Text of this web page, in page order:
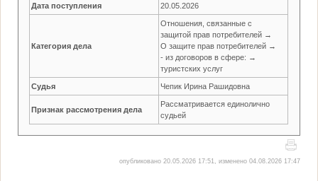
Дата поступления 20.05.2026
Категория дела
Отношения, связанные с
защитой прав потребителей →
О защите прав потребителей →
- из договоров в сфере: →
туристских услуг
Судья Чепик Ирина Рашидовна
Признак рассмотрения дела
Рассматривается единолично
судьей
опубликовано 20.05.2026 17:51, изменено 04.08.2026 17:47